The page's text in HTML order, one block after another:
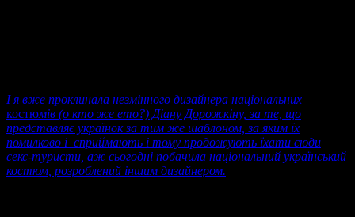
І я вже проклинала незмінного дизайнера національних
костюмів (о кто же ето?) Діану Дорожкіну, за те, що
представляє українок за тим же шаблоном, за яким їх
помилково і сприймають і тому продожують їхати сюди
секс-туристи, аж сьогодні побачила національний український
костюм, розроблений іншим дизайнером.